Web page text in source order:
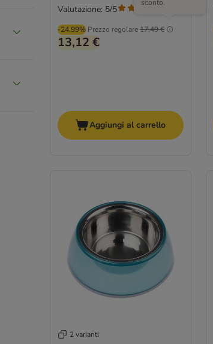
-24.99% Prezzo regolare17,49 €
sconto.
13,12 €
Valutazione: 5/5
Aggiungi al carrello
2 varianti